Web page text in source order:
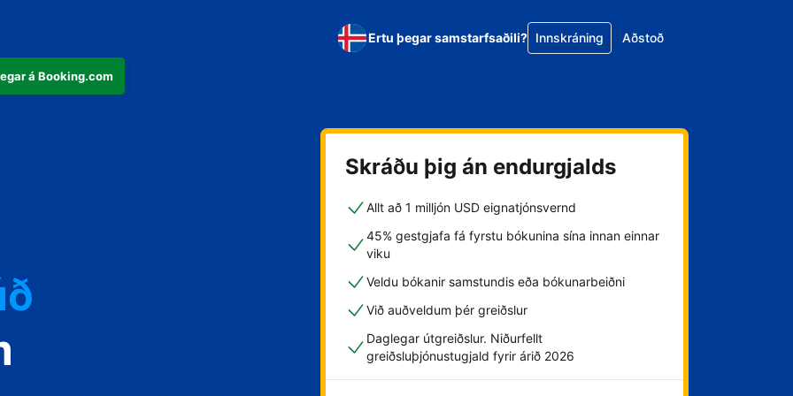
á Booking.com
Ertu þegar samstarfsaðili? Innskráning Aðstoð
Skráðu þig án endurgjalds
Allt að 1 milljón USD eignatjónsvernd
45% gestgjafa fá fyrstu bókunina sína innan einnar
viku
Veldu bókanir samstundis eða bókunarbeiðni
Við auðveldum þér greiðslur
Daglegar útgreiðslur. Niðurfellt
greiðsluþjónustugjald fyrir árið 2026